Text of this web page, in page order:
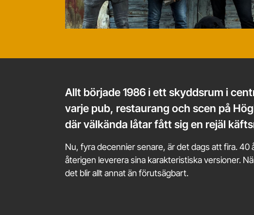
Allt började 1986 i ett skyddsrum i
varje pub, restaurang och scen på
där välkända låtar fått sig en rejäl
Nu, fyra decennier senare, är det dags att fira.
återigen leverera sina karakteristiska versioner.
det blir allt annat än förutsägbart.